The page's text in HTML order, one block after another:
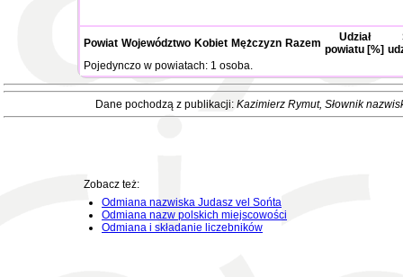
Powiat Województwo Kobiet Mężczyzn Razem
Udział
powiatu [%]
Pojedynczo w powiatach: 1 osoba.
Dane pochodzą z publikacji: Kazimierz Rymut, Słownik
Zobacz też:
Odmiana nazwiska Judasz vel Sońta
Odmiana nazw polskich miejscowości
Odmiana i składanie liczebników